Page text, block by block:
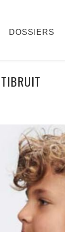
DOSSIERS